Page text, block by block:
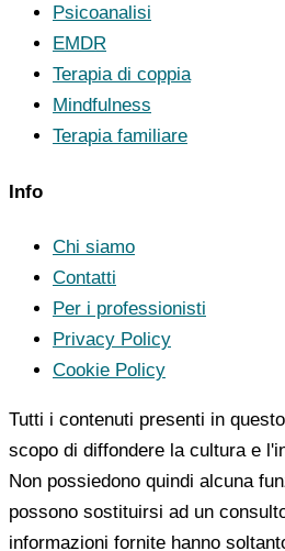
Psicoanalisi
EMDR
Terapia di coppia
Mindfulness
Terapia familiare
Info
Chi siamo
Contatti
Per i professionisti
Privacy Policy
Cookie Policy
Tutti i contenuti presenti in
scopo di diffondere la cultura e
Non possiedono quindi alcuna
possono sostituirsi ad un
informazioni fornite hanno